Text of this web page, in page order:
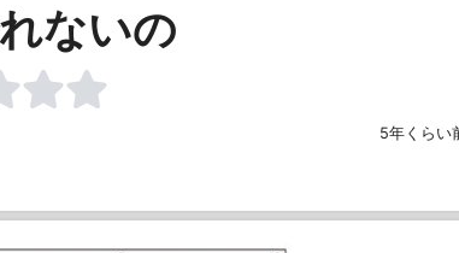
ないの
5年くらい